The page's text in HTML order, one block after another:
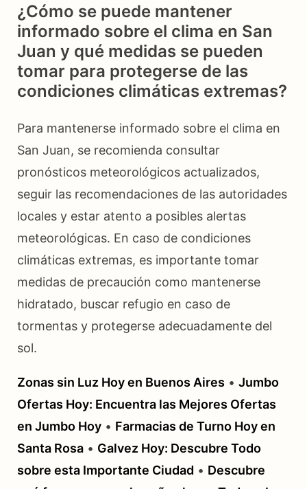
¿Cómo se puede mantener
informado sobre el clima en San
Juan y qué medidas se pueden
tomar para protegerse de las
condiciones climáticas extremas?
Para mantenerse informado sobre el clima en
San Juan, se recomienda consultar
pronósticos meteorológicos actualizados,
seguir las recomendaciones de las autoridades
locales y estar atento a posibles alertas
meteorológicas. En caso de condiciones
climáticas extremas, es importante tomar
medidas de precaución como mantenerse
hidratado, buscar refugio en caso de
tormentas y protegerse adecuadamente del
sol.
Zonas sin Luz Hoy en Buenos Aires • Jumbo
Ofertas Hoy: Encuentra las Mejores Ofertas
en Jumbo Hoy • Farmacias de Turno Hoy en
Santa Rosa • Galvez Hoy: Descubre Todo
sobre esta Importante Ciudad • Descubre